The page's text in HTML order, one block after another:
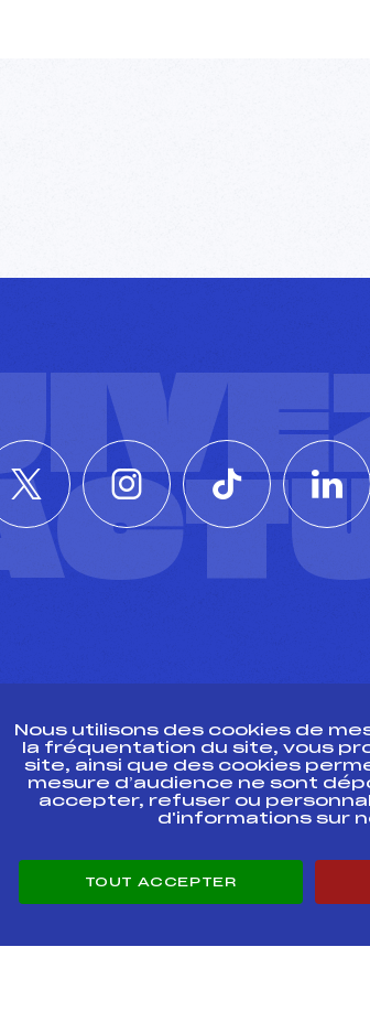
PRESSE
Ressources
Pass’Neige
Projet sportif
Nous utilisons des cookies de
la fréquentation du site, vous
site, ainsi que des cookies
mesure d’audience ne sont
accepter, refuser ou
d'informations sur
TOUT ACCEPTER